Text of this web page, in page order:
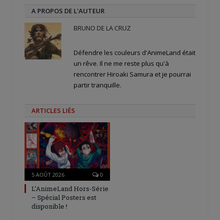
A PROPOS DE L'AUTEUR
BRUNO DE LA CRUZ
Défendre les couleurs d'AnimeLand était
un rêve. Il ne me reste plus qu'à
rencontrer Hiroaki Samura et je pourrai
partir tranquille.
ARTICLES LIÉS
5 AOÛT 2026 0
L’AnimeLand Hors-Série
– Spécial Posters est
disponible !